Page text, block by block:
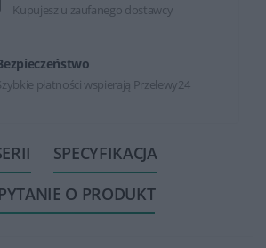
Kupujesz u zaufanego dostawcy
płatności wspierają Przelewy24
SPECYFIKACJA
O PRODUKT